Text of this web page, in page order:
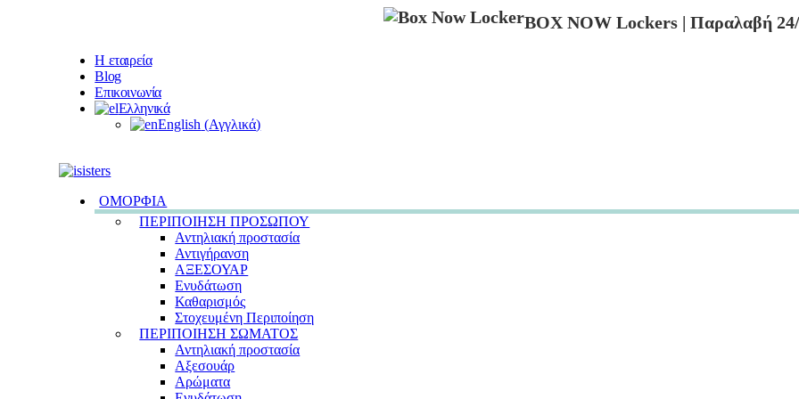
BOX NOW Lockers | Παραλαβή
Η εταιρεία
Blog
Επικοινωνία
Ελληνικά
English (Αγγλικά)
ΟΜΟΡΦΙΑ
ΠΕΡΙΠΟΙΗΣΗ ΠΡΟΣΩΠΟΥ
Αντηλιακή προστασία
Αντιγήρανση
ΑΞΕΣΟΥΑΡ
Ενυδάτωση
Καθαρισμός
Στοχευμένη Περιποίηση
ΠΕΡΙΠΟΙΗΣΗ ΣΩΜΑΤΟΣ
Αντηλιακή προστασία
Αξεσουάρ
Αρώματα